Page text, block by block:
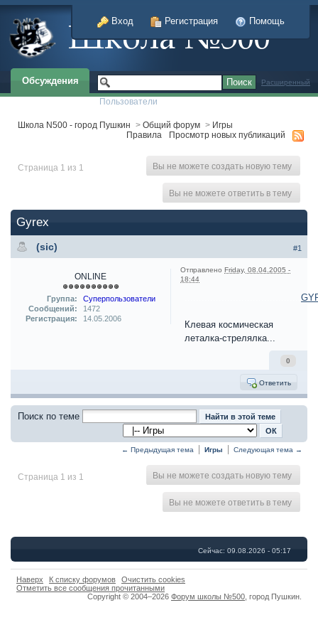
Вход Регистрация Помощь
Расширенный
Обсуждения
Пользователи
Школа N500 - город Пушкин > Общий форум > Игры
Правила
Просмотр новых публикаций
Страница 1 из 1 Вы не можете создать новую тему
Вы не можете ответить в тему
Gyrex
#1
(sic)
ONLINE
Группа:
Суперпользователи
Сообщений:
1472
Регистрация:
14.05.2006
Отправлено Friday, 08.04.2005 -
18:44
Клевая космическая
леталка-стрелялка...
0
Ответить
Поиск по теме
← Предыдущая тема Игры Следующая тема →
Страница 1 из 1 Вы не можете создать новую тему
Вы не можете ответить в тему
Сейчас: 09.08.2026 - 05:17
Наверх К списку форумов
Очистить cookies
Отметить все сообщения прочитанными
Copyright © 2004–2026 Форум школы №500 город Пушкин